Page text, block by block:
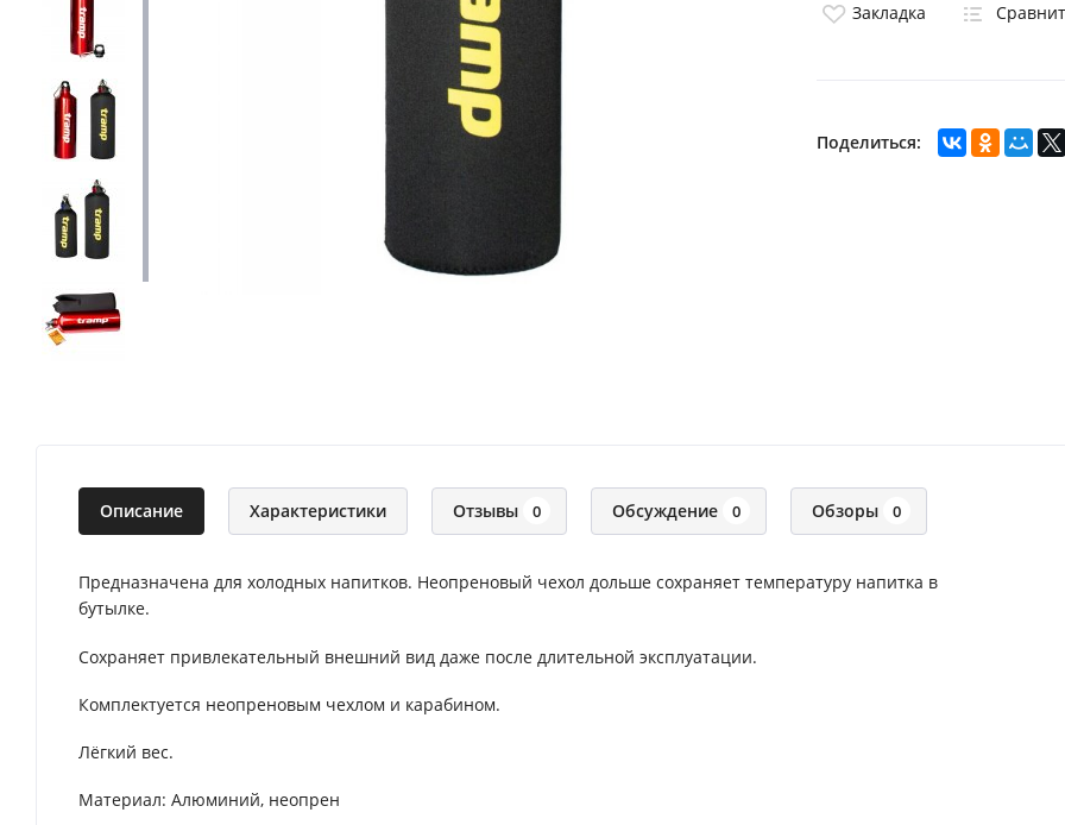
Закладка
Поделиться:
Описание Характеристики Отзывы 0 Обсуждение 0 Обзоры 0
Предназначена для холодных напитков. Неопреновый чехол дольше сохраняет температуру напитка в
бутылке.
Сохраняет привлекательный внешний вид даже после длительной эксплуатации.
Комплектуется неопреновым чехлом и карабином.
Лёгкий вес.
Материал: Алюминий, неопрен